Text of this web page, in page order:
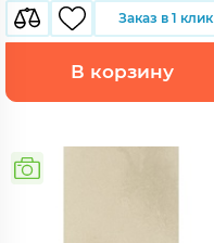
Заказ в 1 клик
В корзину